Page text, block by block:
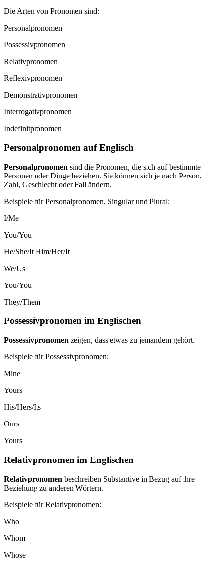
Die Arten von Pronomen sind:
Personalpronomen
Possessivpronomen
Relativpronomen
Reflexivpronomen
Demonstrativpronomen
Interrogativpronomen
Indefinitpronomen
Personalpronomen auf Englisch
Personalpronomen sind die Pronomen, die sich auf bestimmte
Personen oder Dinge beziehen. Sie können sich je nach Person,
Zahl, Geschlecht oder Fall ändern.
Beispiele für Personalpronomen, Singular und Plural:
I/Me
You/You
He/She/It Him/Her/It
We/Us
You/You
They/Them
Possessivpronomen im Englischen
Possessivpronomen zeigen, dass etwas zu jemandem gehört.
Beispiele für Possessivpronomen:
Mine
Yours
His/Hers/Its
Ours
Yours
Relativpronomen im Englischen
Relativpronomen beschreiben Substantive in Bezug auf ihre
Beziehung zu anderen Wörtern.
Beispiele für Relativpronomen:
Who
Whom
Whose